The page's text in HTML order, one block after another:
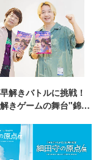
解きバトルに挑戦！
きゲームの舞台"錦糸